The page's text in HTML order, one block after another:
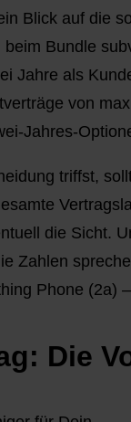
Blick auf die
beim Bundle
Jahre als
von
Jahres-
triffst,
die Sicht.
Zahlen
Phone (2a)
Die